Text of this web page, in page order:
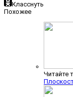
Класснуть
Похожее
Читайте